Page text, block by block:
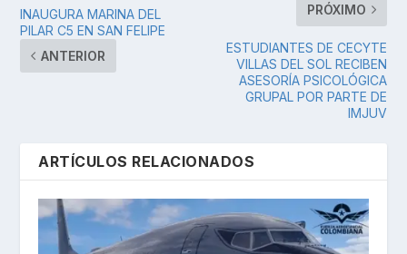
INAUGURA MARINA DEL
PILAR C5 EN SAN FELIPE
ANTERIOR
PRÓXIMO
ESTUDIANTES DE CECYTE
VILLAS DEL SOL RECIBEN
ASESORÍA PSICOLÓGICA
GRUPAL POR PARTE DE
IMJUV
ARTÍCULOS RELACIONADOS